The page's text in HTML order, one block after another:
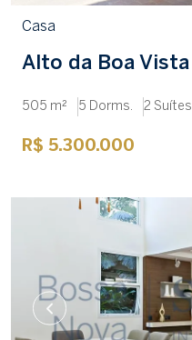
Casa
Alto da Boa Vista
505 m² 5 Dorms. 2 Suítes
R$ 5.300.000